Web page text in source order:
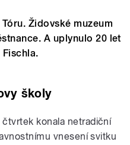
Židovské muzeum
A uplynulo 20 let
školy
konala netradiční
vnesení svitku